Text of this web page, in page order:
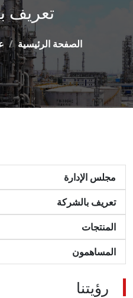
تعريف
الصفحة الرئيسية
مجلس الإدارة
تعريف بالشركة
المنتجات
المساهمون
رؤيتنا